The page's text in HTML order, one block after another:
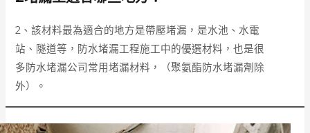
2、該材料最為適合的地方是帶壓堵漏，是水池、水電
站、隧道等，防水堵漏工程施工中的優選材料，也是很
多防水堵漏公司常用堵漏材料，（聚氨酯防水堵漏劑除
外）。